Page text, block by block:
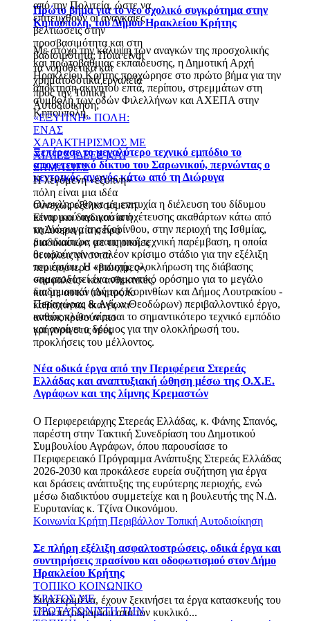
Πρώτο βήμα για το νέο σχολικό συγκρότημα στην
Κηπούπολη, του Δήμου Ηρακλείου Κρήτης
Με στόχο την κάλυψη των αναγκών της προσχολικής
και πρωτοβάθμιας εκπαίδευσης, η Δημοτική Αρχή
Ηρακλείου Κρήτης προχώρησε στο πρώτο βήμα για την
απόκτηση ακινήτου επτά, περίπου, στρεμμάτων στη
συμβολή των οδών Φιλελλήνων και ΑΧΕΠΑ στην
Κηπούπολη.
Ξεπέρασε το μεγαλύτερο τεχνικό εμπόδιο το
αποχετευτικό δίκτυο του Σαρωνικού, περνώντας ο
κεντρικός αγωγός κάτω από τη Διώρυγα
Ολοκληρώθηκε με επιτυχία η διέλευση του δίδυμου
κεντρικού αγωγού αποχέτευσης ακαθάρτων κάτω από
τη Διώρυγα της Κορίνθου, στην περιοχή της Ισθμίας,
μια ιδιαίτερα απαιτητική τεχνική παρέμβαση, η οποία
θεωρούνταν το πλέον κρίσιμο στάδιο για την εξέλιξη
του έργου. Η επιτυχής ολοκλήρωση της διάβασης
σηματοδοτεί ένα σημαντικό ορόσημο για το μεγάλο
διαδημοτικό (Δήμος Κορινθίων και Δήμος Λουτρακίου -
Περαχώρας & Αγίων Θεοδώρων) περιβαλλοντικό έργο,
καθώς πλέον αίρεται το σημαντικότερο τεχνικό εμπόδιο
και ανοίγει ο δρόμος για την ολοκλήρωσή του.
Νέα οδικά έργα από την Περιφέρεια Στερεάς
Ελλάδας και αναπτυξιακή ώθηση μέσω της Ο.Χ.Ε.
Αγράφων και της λίμνης Κρεμαστών
Ο Περιφερειάρχης Στερεάς Ελλάδας, κ. Φάνης Σπανός,
παρέστη στην Τακτική Συνεδρίαση του Δημοτικού
Συμβουλίου Αγράφων, όπου παρουσίασε το
Περιφερειακό Πρόγραμμα Ανάπτυξης Στερεάς Ελλάδας
2026-2030 και προκάλεσε ευρεία συζήτηση για έργα
και δράσεις ανάπτυξης της ευρύτερης περιοχής, ενώ
μέσω διαδικτύου συμμετείχε και η βουλευτής της Ν.Δ.
Ευρυτανίας κ. Τζίνα Οικονόμου.
Κοινωνία Κρήτη Περιβάλλον Τοπική Αυτοδιοίκηση
Σε πλήρη εξέλιξη ασφαλτοστρώσεις, οδικά έργα και
συντηρήσεις πρασίνου και οδοφωτισμού στον Δήμο
Ηρακλείου Κρήτης
Συγκεκριμένα, έχουν ξεκινήσει τα έργα κατασκευής του
νέου πεζοδρομίου από τον κυκλικό...
από την Πολιτεία, ώστε να
επιτευχθούν οι αναγκαίες
βελτιώσεις στην
προσβασιμότητα και στη
βαδισιμότητα; Ποια είναι
τα νομοθετικά και
χρηματοδοτικά εργαλεία
προς την Τοπική
Αυτοδιοίκηση;
«ΕΞΥΠΝΗ» ΠΟΛΗ:
ΕΝΑΣ
ΧΑΡΑΚΤΗΡΙΣΜΟΣ ΜΕ
ΧΙΛΙΕΣ ΙΔΕΕΣ ΚΑΙ
ΣΗΜΑΣΙΕΣ
Η λεγόμενη «έξυπνη»
πόλη είναι μια ιδέα
συνεχώς εξελισσόμενη.
Είναι μια διαδικασία ή
καλύτερα μία σειρά
διαδικασιών, με τις οποίες
οι πόλεις γίνονται
περισσότερο «βιώσιμες»,
«ασφαλείς» και ανθεκτικές,
και με αυτόν τον τρόπο
καθίστανται ικανές να
ανταποκριθούν πιο
γρήγορα στις νέες
προκλήσεις του μέλλοντος.
ΤΟΠΙΚΟ ΚΟΙΝΩΝΙΚΟ
ΚΡΑΤΟΣ ΜΕ
ΠΡΩΤΑΓΩΝΙΣΤΗ ΤΗΝ